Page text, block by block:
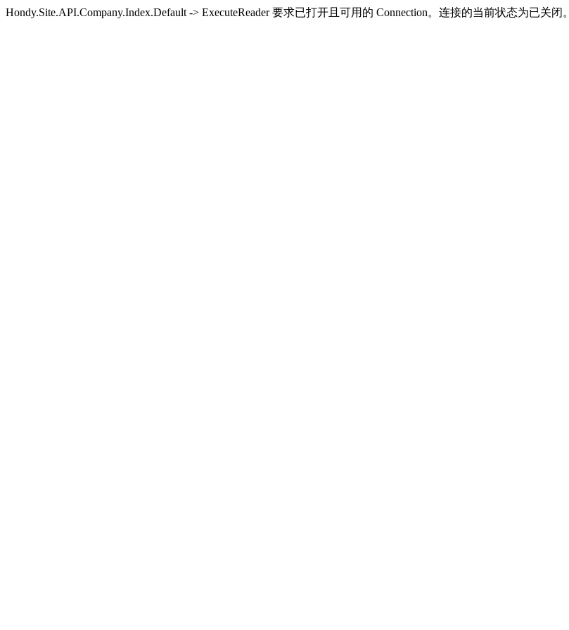
Hondy.Site.API.Company.Index.Default -> ExecuteReader 要求已打开且可用的 Connection。连接的当前状态为已关闭。